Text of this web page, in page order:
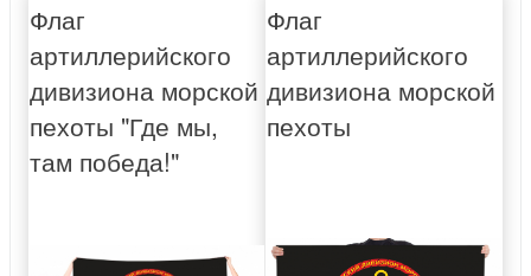
Флаг
артиллерийского
дивизиона морской
пехоты "Где мы,
там победа!"
Флаг
артиллерийского
дивизиона морской
пехоты